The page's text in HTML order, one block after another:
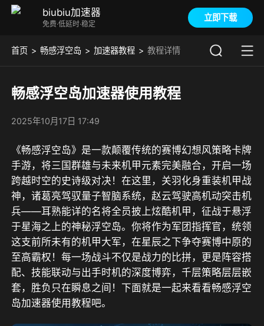
biubiu加速器
免费·低延时·稳定
立即下载
首页 畅感浮空岛 加速器教程 教程详情
畅感浮空岛加速器使用教程
2025年10月17日 17:49
《畅感浮空岛》是一款颠覆传统的赛博幻想风策略卡牌
手游，将三国群雄与未来机甲元素完美融合，开启一场
跨越时空的史诗级对决！在这里，关羽化身重装机甲战
神，诸葛亮驾驭量子智脑系统，赵云驾驶高机动突击机
兵——耳熟能详的名将全员披上炫酷机甲，征战于悬浮
于星海之上的神秘浮空岛。你将作为军团指挥官，统领
这支前所未有的机甲大军，在星辰之下争夺赛博中原的
至高霸权！每一场战斗不仅是战力的比拼，更是阵容搭
配、技能联动与出手时机的深度博弈，千层策略层层嵌
套，胜负只在瞬息之间！下面就是一起来看看畅感浮空
岛加速器使用教程吧。